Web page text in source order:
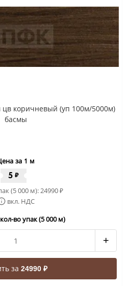
цв коричневый (уп 100м/5000м)
басмы
за 1 м
5 ₽
(5 000 м):24990₽
вкл. НДС
во упак (5 000 м)
+
за 24990 ₽